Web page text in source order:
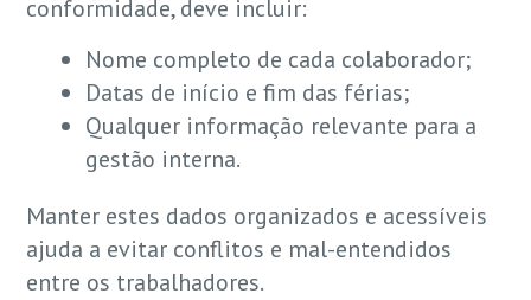
conformidade, deve incluir:
Nome completo de cada colaborador;
Datas de início e fim das férias;
Qualquer informação relevante para a
gestão interna.
Manter estes dados organizados e acessíveis
ajuda a evitar conflitos e mal-entendidos
entre os trabalhadores.